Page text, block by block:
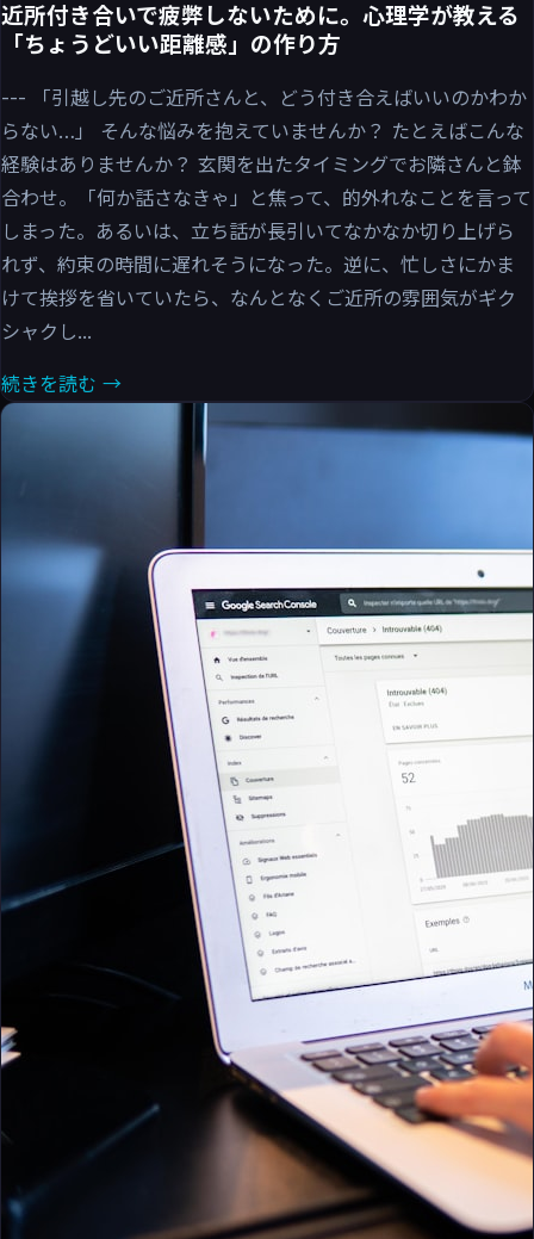
近所付き合いで疲弊しないために。心理学が教える
「ちょうどいい距離感」の作り方
--- 「引越し先のご近所さんと、どう付き合えばいいのかわか
らない…」 そんな悩みを抱えていませんか？ たとえばこんな
経験はありませんか？ 玄関を出たタイミングでお隣さんと鉢
合わせ。「何か話さなきゃ」と焦って、的外れなことを言って
しまった。あるいは、立ち話が長引いてなかなか切り上げら
れず、約束の時間に遅れそうになった。逆に、忙しさにかま
けて挨拶を省いていたら、なんとなくご近所の雰囲気がギク
シャクし...
続きを読む →